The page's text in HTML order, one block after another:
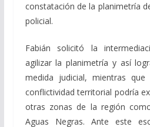
constatación de la planimetría
policial.
Fabián solicitó la
agilizar la planimetría y así
medida judicial, mientras
conflictividad territorial podría
otras zonas de la región
Aguas Negras. Ante este